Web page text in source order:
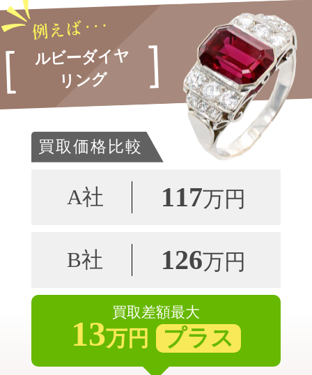
ルビーダイヤ
リング
買取価格比較
A社 117万円
B社 126万円
買取差額最大
13万円 プラス